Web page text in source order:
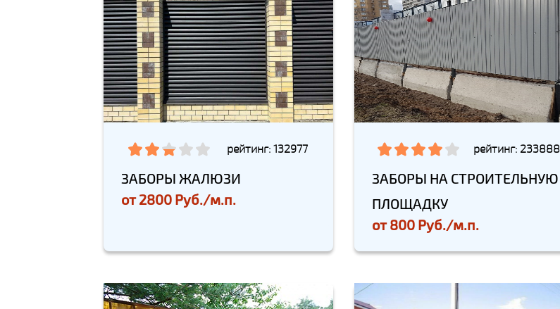
рейтинг: 132977
ЗАБОРЫ ЖАЛЮЗИ
от2800 Руб./м.п.
рейтинг: 233888
ЗАБОРЫ НА СТРОИТЕЛЬНУЮ
ПЛОЩАДКУ
от800 Руб./м.п.